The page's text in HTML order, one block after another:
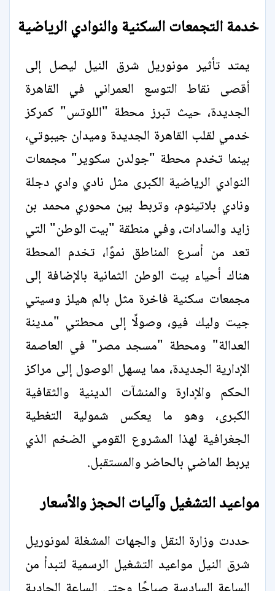
خدمة التجمعات السكنية والنوادي الرياضية
يمتد تأثير مونوريل شرق النيل ليصل إلى
أقصى نقاط التوسع العمراني في القاهرة
الجديدة، حيث تبرز محطة "اللوتس" كمركز
خدمي لقلب القاهرة الجديدة وميدان جيبوتي،
بينما تخدم محطة "جولدن سكوير" مجمعات
النوادي الرياضية الكبرى مثل نادي وادي دجلة
ونادي بلاتينوم، وتربط بين محوري محمد بن
زايد والسادات، وفي منطقة "بيت الوطن" التي
تعد من أسرع المناطق نموًا، تخدم المحطة
هناك أحياء بيت الوطن الثمانية بالإضافة إلى
مجمعات سكنية فاخرة مثل بالم هيلز وسيتي
جيت وليك فيو، وصولًا إلى محطتي "مدينة
العدالة" ومحطة "مسجد مصر" في العاصمة
الإدارية الجديدة، مما يسهل الوصول إلى مراكز
الحكم والإدارة والمنشآت الدينية والثقافية
الكبرى، وهو ما يعكس شمولية التغطية
الجغرافية لهذا المشروع القومي الضخم الذي
يربط الماضي بالحاضر والمستقبل.
مواعيد التشغيل وآليات الحجز والأسعار
حددت وزارة النقل والجهات المشغلة لمونوريل
شرق النيل مواعيد التشغيل الرسمية لتبدأ من